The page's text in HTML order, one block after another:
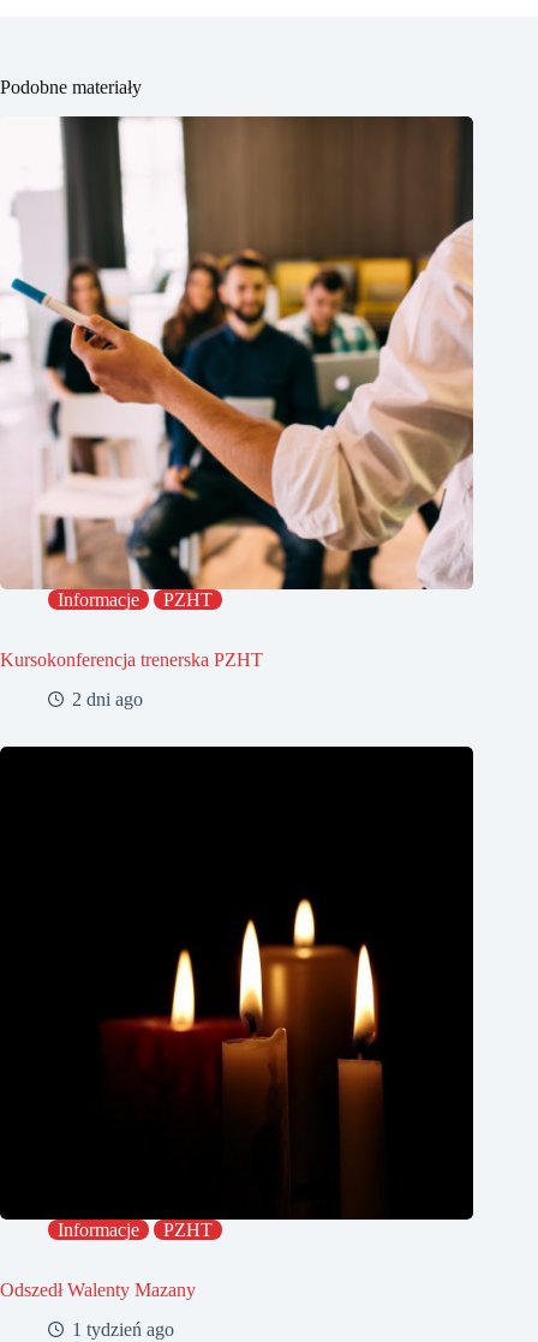
Podobne materiały
Informacje PZHT
Kursokonferencja trenerska PZHT
2 dni ago
Informacje PZHT
Odszedł Walenty Mazany
1 tydzień ago